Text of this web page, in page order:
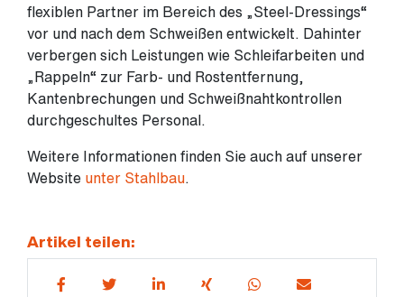
flexiblen Partner im Bereich des „Steel-Dressings“
vor und nach dem Schweißen entwickelt. Dahinter
verbergen sich Leistungen wie Schleifarbeiten und
„Rappeln“ zur Farb- und Rostentfernung,
Kantenbrechungen und Schweißnahtkontrollen
durchgeschultes Personal.
Weitere Informationen finden Sie auch auf unserer
Website unter Stahlbau
Artikel teilen: